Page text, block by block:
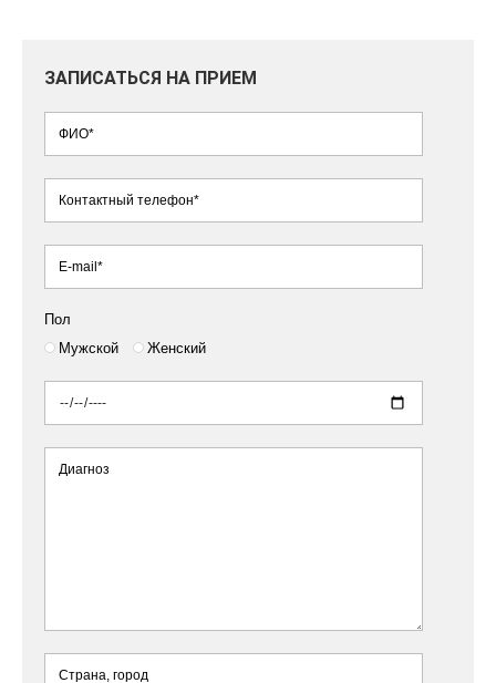
ЗАПИСАТЬСЯ НА ПРИЕМ
Пол
Мужской
Женский